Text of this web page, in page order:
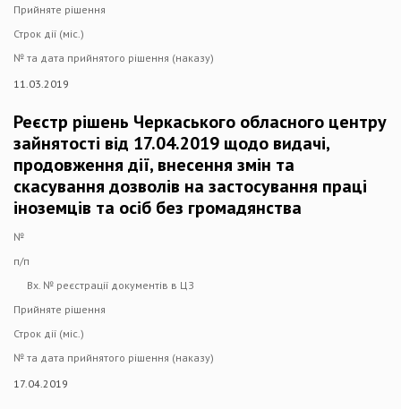
Прийняте рішення
Строк дії (міс.)
№ та дата прийнятого рішення (наказу)
11.03.2019
Реєстр рішень Черкаського обласного центру
зайнятості від 17.04.2019 щодо видачі,
продовження дії, внесення змін та
скасування дозволів на застосування праці
іноземців та осіб без громадянства
№
п/п
Вх. № реєстрації документів в ЦЗ
Прийняте рішення
Строк дії (міс.)
№ та дата прийнятого рішення (наказу)
17.04.2019